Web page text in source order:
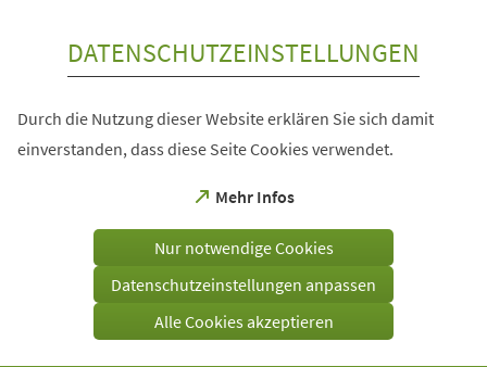
DATENSCHUTZEINSTELLUNGEN
Durch die Nutzung dieser Website erklären Sie sich damit
einverstanden, dass diese Seite Cookies verwendet.
Mehr Infos
(Öffnet
einem
Tab)
Nur notwendige Cookies
Datenschutzeinstellungen anpassen
Alle Cookies akzeptieren